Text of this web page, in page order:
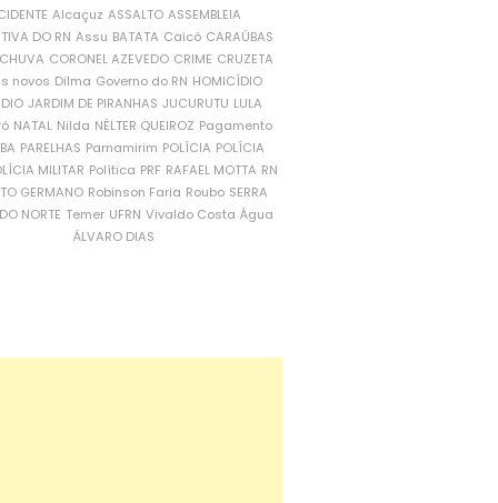
Alcaçuz ASSALTO ASSEMBLEIA
DO RN Assu BATATA Caicó CARAÚBAS
CORONEL AZEVEDO CRIME CRUZETA
novos Dilma Governo do RN HOMICÍDIO
JARDIM DE PIRANHAS JUCURUTU LULA
NATAL Nilda NÉLTER QUEIROZ Pagamento
PARELHAS Parnamirim POLÍCIA POLÍCIA
MILITAR Política PRF RAFAEL MOTTA RN
GERMANO Robinson Faria Roubo SERRA
NORTE Temer UFRN Vivaldo Costa Água
ÁLVARO DIAS